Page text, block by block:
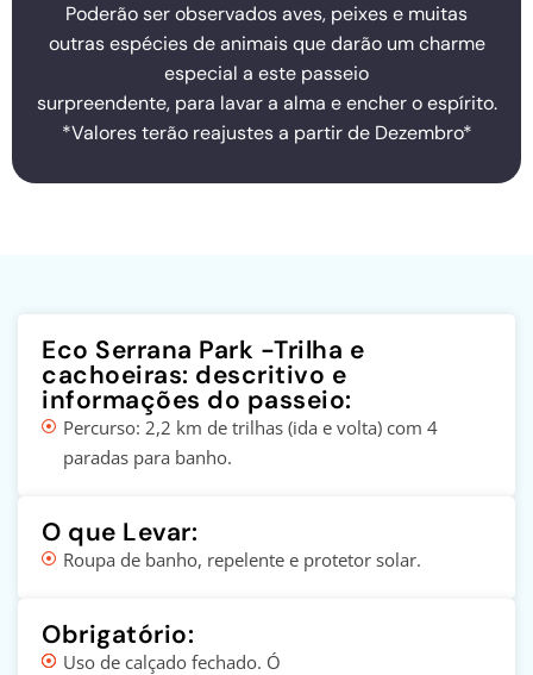
Poderão ser observados aves, peixes e muitas
outras espécies de animais que darão um charme
especial a este passeio
surpreendente, para lavar a alma e encher o espírito.
*Valores terão reajustes a partir de Dezembro*
Eco Serrana Park -Trilha e
cachoeiras: descritivo e
informações do passeio:
Percurso: 2,2 km de trilhas (ida e volta) com 4
paradas para banho.
O que Levar:
Roupa de banho, repelente e protetor solar.
Obrigatório:
Uso de calçado fechado. Ó